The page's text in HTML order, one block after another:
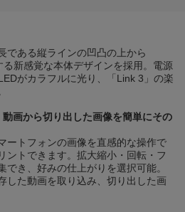
である縦ラインの凹凸の上から
る新感覚な本体デザインを採用。電源
がカラフルに光り、「Link 3」の楽
画から切り出した画像を簡単にその
ートフォンの画像を直感的な操作で
ントできます。拡大縮小・回転・フ
でき、好みの仕上がりを選択可能。
した動画を取り込み、切り出した画